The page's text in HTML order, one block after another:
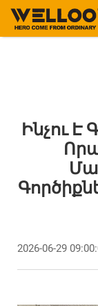
Ինչու
2026-06-29